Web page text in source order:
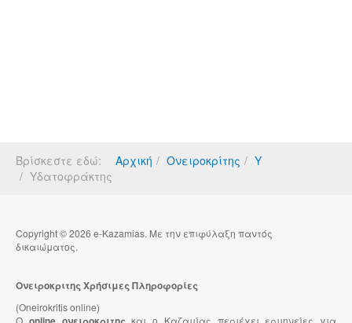
Βρίσκεστε εδώ: Αρχική Ονειροκρίτης
Υ
Υδατοφράκτης
Copyright © 2026 e-Kazamias. Με την επιφύλαξη παντός
δικαιώματος.
Ονειροκριτης Χρήσιμες Πληροφορίες
(Oneirokritis online)
Ο
και ο Καζαμίας περιέχει ερμηνείες για